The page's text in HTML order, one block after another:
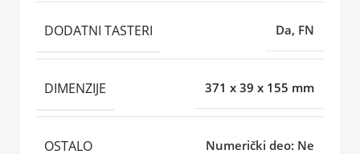
DODATNI TASTERI Da, FN
DIMENZIJE 371 x 39 x 155 mm
OSTALO Numerički deo: Ne